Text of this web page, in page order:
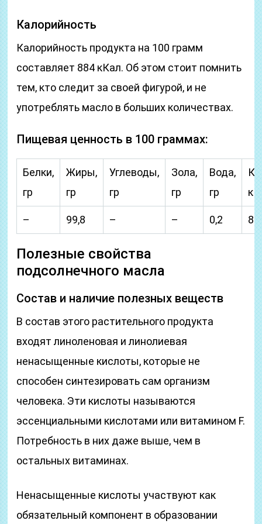
Калорийность
Калорийность продукта на 100 грамм
составляет 884 кКал. Об этом стоит помнить
тем, кто следит за своей фигурой, и не
употреблять масло в больших количествах.
Пищевая ценность в 100 граммах:
Белки,
гр
Жиры,
гр
Углеводы,
гр
Зола,
гр
Вода,
гр
– 99,8 – – 0,2
Полезные свойства
подсолнечного масла
Состав и наличие полезных веществ
В состав этого растительного продукта
входят линоленовая и линолиевая
ненасыщенные кислоты, которые не
способен синтезировать сам организм
человека. Эти кислоты называются
эссенциальными кислотами или витамином F.
Потребность в них даже выше, чем в
остальных витаминах.
Ненасыщенные кислоты участвуют как
обязательный компонент в образовании